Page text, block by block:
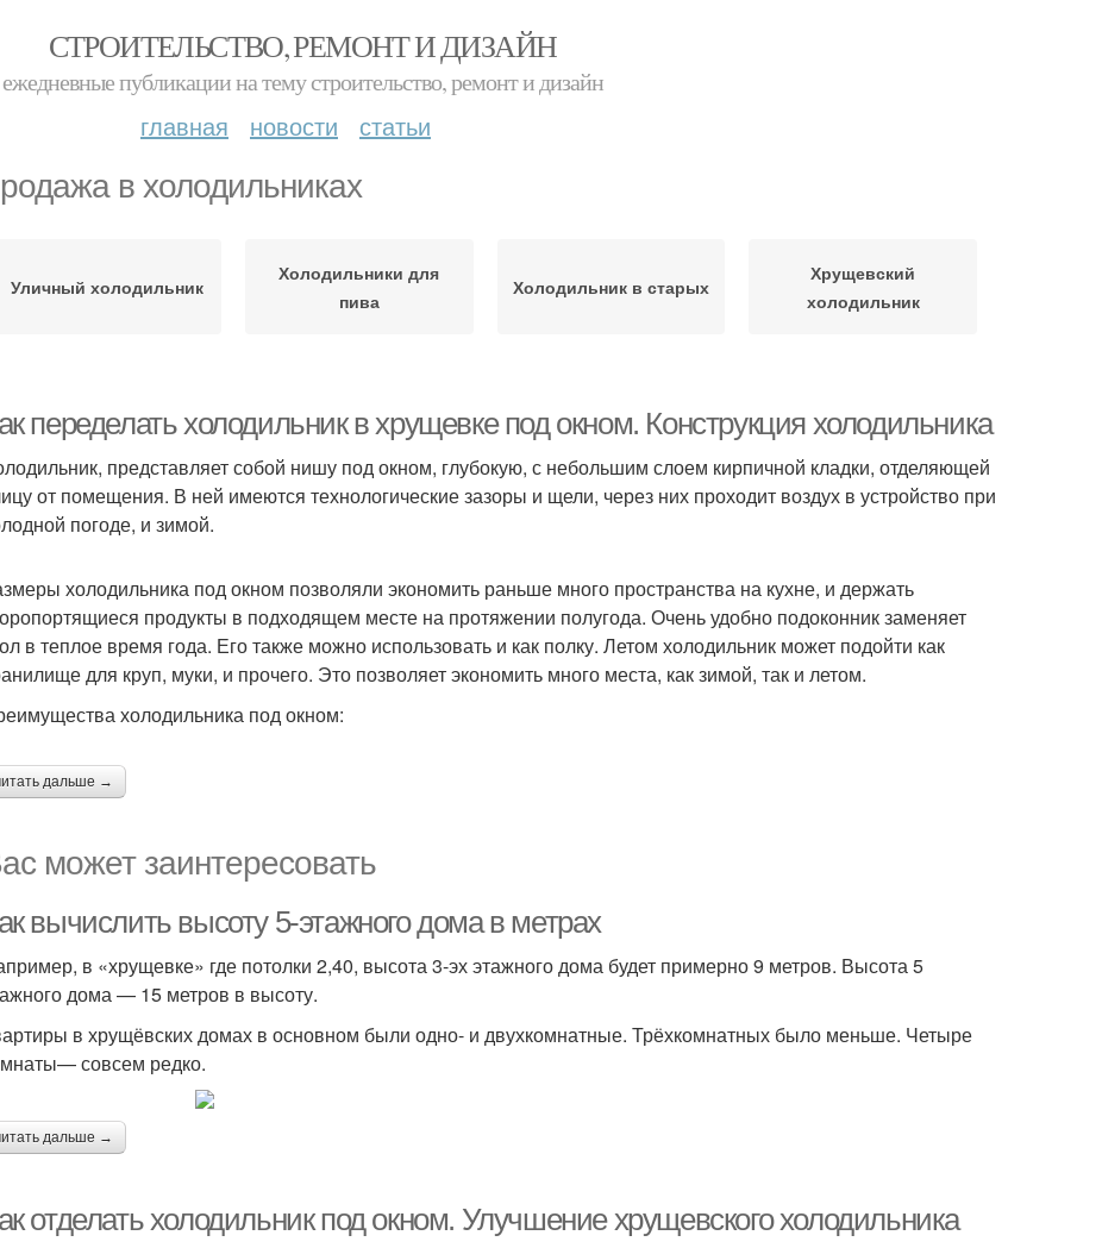
СТРОИТЕЛЬСТВО, РЕМОНТ И ДИЗАЙН
ежедневные публикации на тему строительство, ремонт и дизайн
главная новости статьи
в холодильниках
Уличный холодильник
Холодильники для
пива
Холодильник в старых
Хрущевский
холодильник
переделать холодильник в хрущевке под окном. Конструкция холодильника
представляет собой нишу под окном, глубокую, с небольшим слоем кирпичной кладки, отделяющей
от помещения. В ней имеются технологические зазоры и щели, через них проходит воздух в устройство при
погоде, и зимой.
холодильника под окном позволяли экономить раньше много пространства на кухне, и держать
продукты в подходящем месте на протяжении полугода. Очень удобно подоконник заменяет
в теплое время года. Его также можно использовать и как полку. Летом холодильник может подойти как
для круп, муки, и прочего. Это позволяет экономить много места, как зимой, так и летом.
холодильника под окном:
дальше →
может заинтересовать
вычислить высоту 5-этажного дома в метрах
в «хрущевке» где потолки 2,40, высота 3-эх этажного дома будет примерно 9 метров. Высота 5
дома — 15 метров в высоту.
в хрущёвских домах в основном были одно- и двухкомнатные. Трёхкомнатных было меньше. Четыре
совсем редко.
дальше →
отделать холодильник под окном. Улучшение хрущевского холодильника